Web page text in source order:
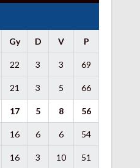
Gy D V P
22 3 3 69
21 3 5 66
17 5 8 56
16 6 6 54
16 3 10 51